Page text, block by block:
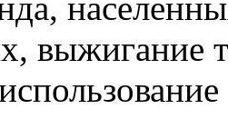
выжигание